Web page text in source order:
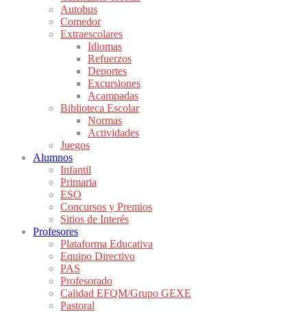
Autobus
Comedor
Extraescolares
Idiomas
Refuerzos
Deportes
Excursiones
Acampadas
Biblioteca Escolar
Normas
Actividades
Juegos
Alumnos
Infantil
Primaria
ESO
Concursos y Premios
Sitios de Interés
Profesores
Plataforma Educativa
Equipo Directivo
PAS
Profesorado
Calidad EFQM/Grupo GEXE
Pastoral